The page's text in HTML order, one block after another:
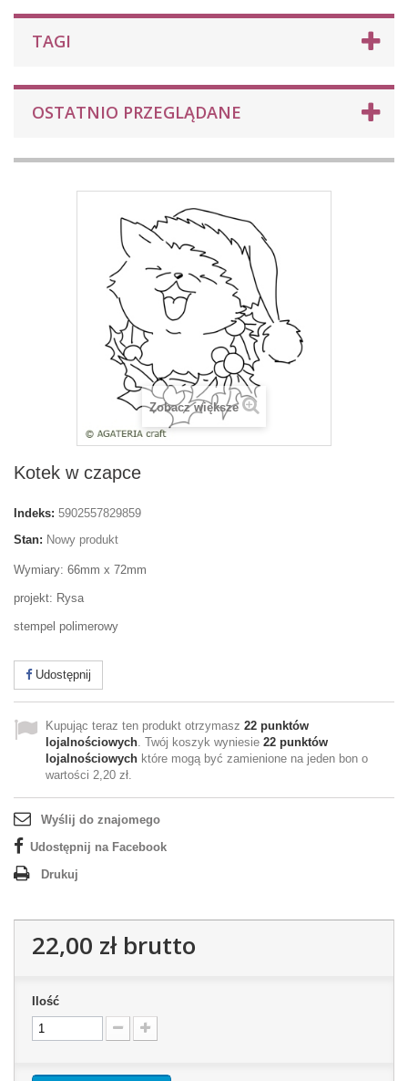
TAGI
OSTATNIO PRZEGLĄDANE
Zobacz większe
Kotek w czapce
Indeks: 5902557829859
Stan: Nowy produkt
Wymiary: 66mm x 72mm
projekt: Rysa
stempel polimerowy
Udostępnij
Kupując teraz ten produkt otrzymasz 22 punktów
lojalnościowych. Twój koszyk wyniesie 22 punktów
lojalnościowych które mogą być zamienione na jeden bon o
wartości 2,20 zł.
Wyślij do znajomego
Udostępnij na Facebook
Drukuj
22,00 złbrutto
Ilość